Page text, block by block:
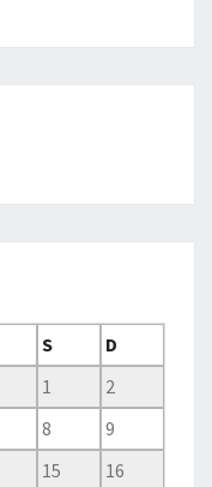
S
D
1
2
8
9
15
16